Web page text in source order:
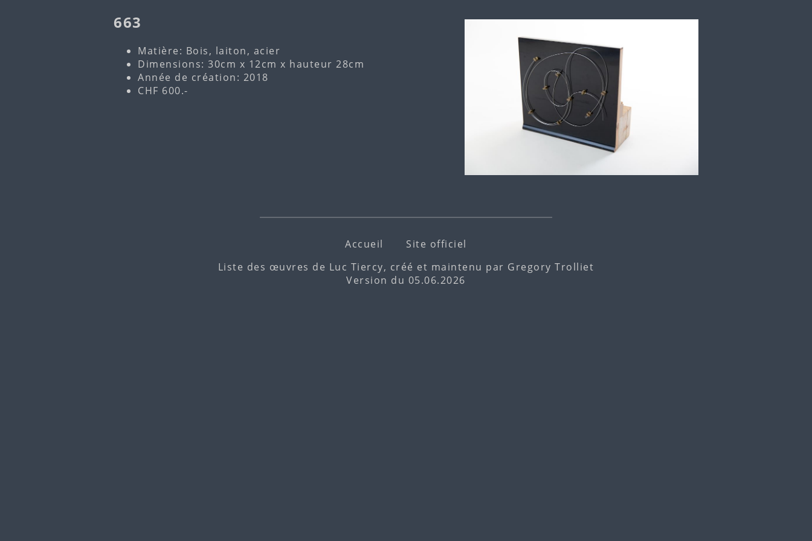
663
Matière: Bois, laiton, acier
Dimensions: 30cm x 12cm x hauteur 28cm
Année de création: 2018
CHF 600.-
Accueil
Site officiel
Liste des œuvres de Luc Tiercy, créé et maintenu par Gregory Trolliet
Version du 05.06.2026